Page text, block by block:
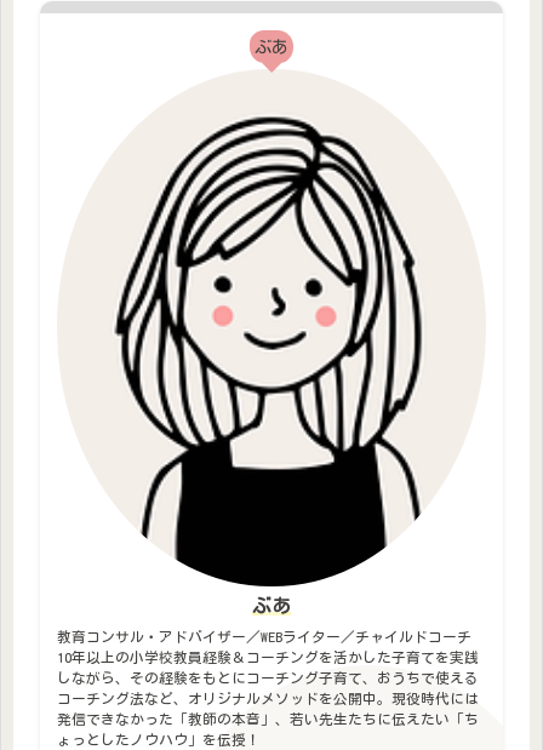
ぶあ
ぶあ
教育コンサル・アドバイザー／WEBライター／チャイルドコーチ
10年以上の小学校教員経験＆コーチングを活かした子育てを実践
しながら、その経験をもとにコーチング子育て、おうちで使える
コーチング法など、オリジナルメソッドを公開中。現役時代には
発信できなかった「教師の本音」、若い先生たちに伝えたい「ち
ょっとしたノウハウ」を伝授！